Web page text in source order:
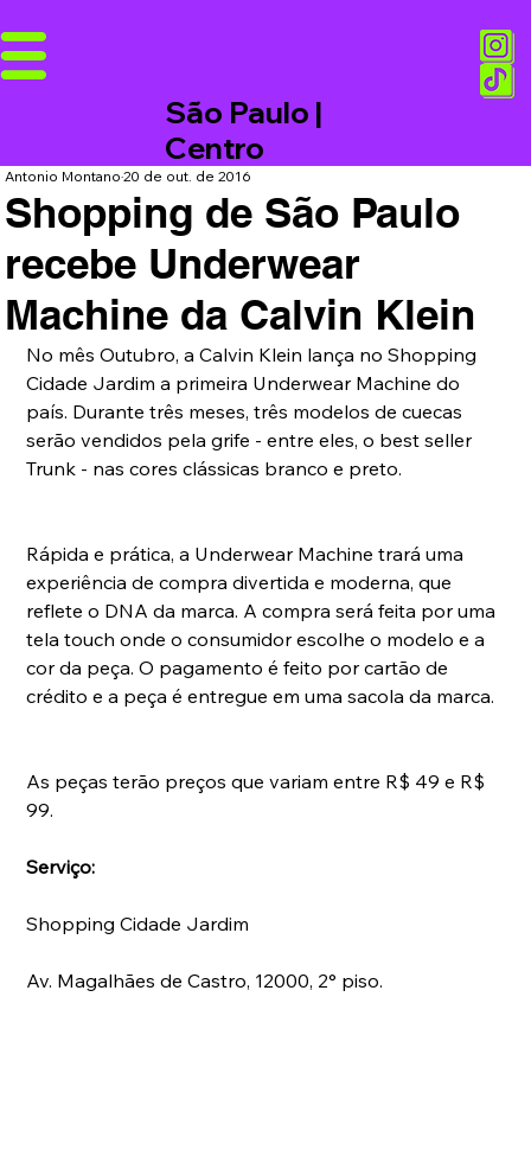
São Paulo |
Centro
Shopping de São Paulo
recebe Underwear
Machine da Calvin Klein
Antonio Montano20 de out. de 2016
No mês Outubro, a Calvin Klein lança no Shopping
Cidade Jardim a primeira Underwear Machine do
país. Durante três meses, três modelos de cuecas
serão vendidos pela grife - entre eles, o best seller
Trunk - nas cores clássicas branco e preto.
Rápida e prática, a Underwear Machine trará uma
experiência de compra divertida e moderna, que
reflete o DNA da marca. A compra será feita por uma
tela touch onde o consumidor escolhe o modelo e a
cor da peça. O pagamento é feito por cartão de
crédito e a peça é entregue em uma sacola da marca.
As peças terão preços que variam entre R$ 49 e R$
99.
Serviço:
Shopping Cidade Jardim
Av. Magalhães de Castro, 12000, 2° piso.